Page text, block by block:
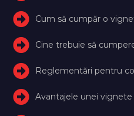
Cum să cumpăr o
Cine trebuie să
Reglementări pentru
Avantajele unei